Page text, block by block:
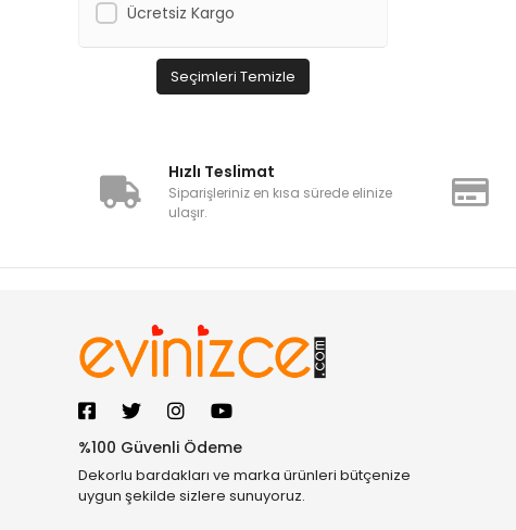
Ücretsiz Kargo
Seçimleri Temizle
Hızlı Teslimat
Siparişleriniz en kısa sürede elinize
ulaşır.
%100 Güvenli Ödeme
Dekorlu bardakları ve marka ürünleri bütçenize
uygun şekilde sizlere sunuyoruz.